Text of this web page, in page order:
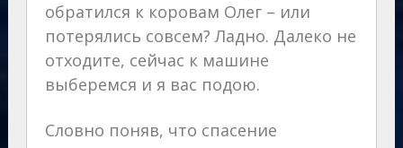
обратился к коровам Олег – или
потерялись совсем? Ладно. Далеко не
отходите, сейчас к машине
выберемся и я вас подою.
Словно поняв, что спасение